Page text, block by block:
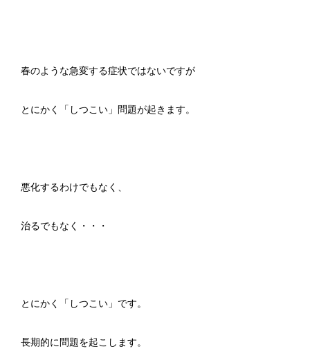
春のような急変する症状ではないですが
とにかく「しつこい」問題が起きます。
悪化するわけでもなく、
治るでもなく・・・
とにかく「しつこい」です。
長期的に問題を起こします。